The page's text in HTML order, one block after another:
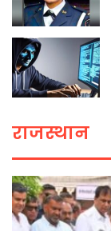
राजस्थान